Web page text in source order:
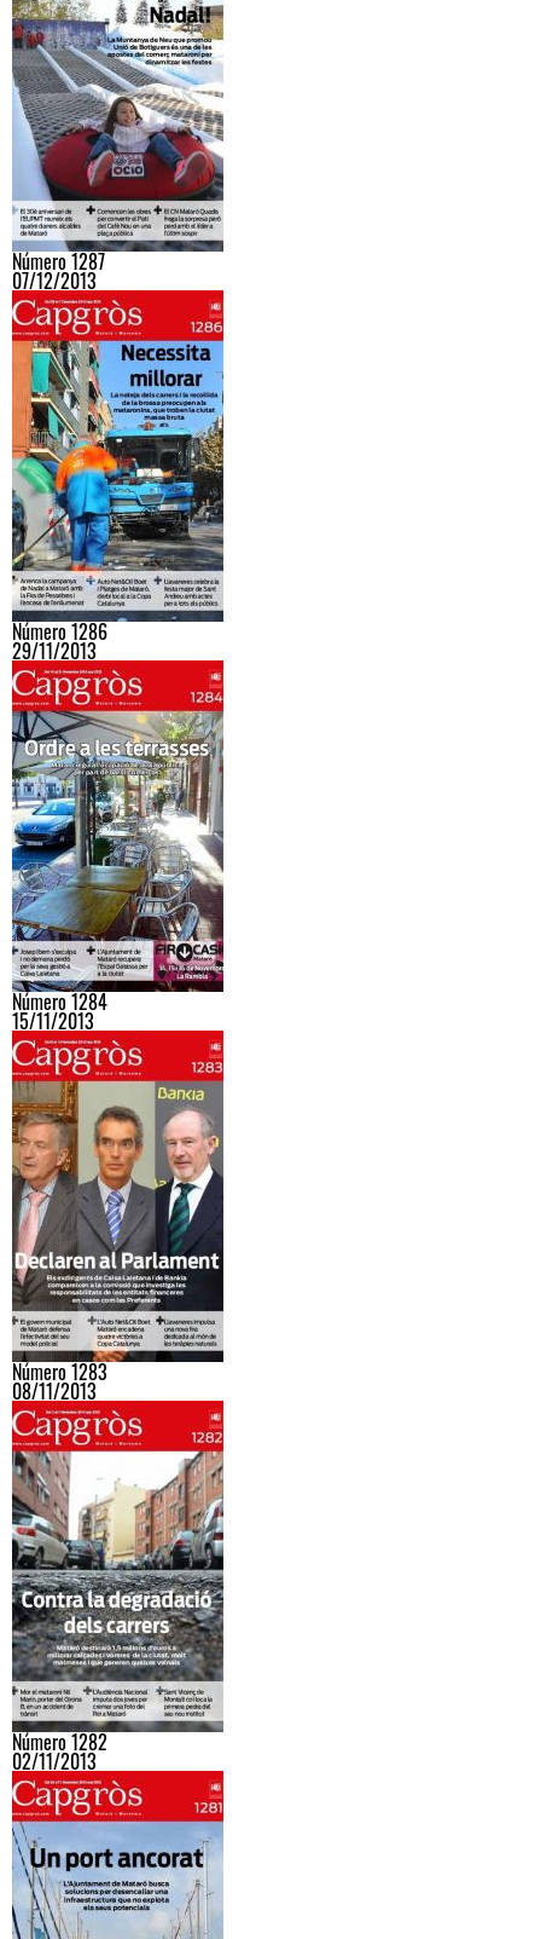
Número 1287
07/12/2013
Número 1286
29/11/2013
Número 1284
15/11/2013
Número 1283
08/11/2013
Número 1282
02/11/2013